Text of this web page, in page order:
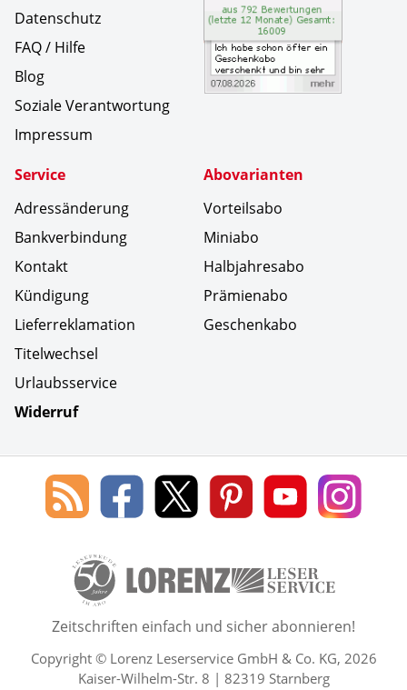
Datenschutz
FAQ / Hilfe
Blog
Soziale Verantwortung
Impressum
Service
Adressänderung
Bankverbindung
Kontakt
Kündigung
Lieferreklamation
Titelwechsel
Urlaubsservice
Widerruf
Abovarianten
Vorteilsabo
Miniabo
Halbjahresabo
Prämienabo
Geschenkabo
Social Media
Blog
des
Leserservice
Lorenz
Leserservice
Lorenz
Leserservice
Lorenz
Leserservice
Lorenz
Leserservice
Lorenz
50 Lesefreude im Abo Jahre
Zeitschriften einfach und sicher abonnieren!
Copyright © Lorenz Leserservice GmbH & Co. KG, 2026
Kaiser-Wilhelm-Str. 8 | 82319 Starnberg